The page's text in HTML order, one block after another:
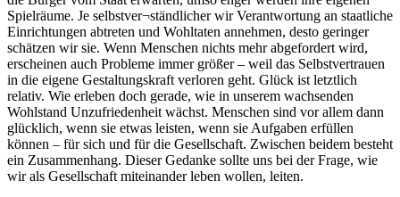
Spielräume. Je selbstver¬ständlicher wir Verantwortung an staatliche
Einrichtungen abtreten und Wohltaten annehmen, desto geringer
schätzen wir sie. Wenn Menschen nichts mehr abgefordert wird,
erscheinen auch Probleme immer größer – weil das Selbstvertrauen
in die eigene Gestaltungskraft verloren geht. Glück ist letztlich
relativ. Wie erleben doch gerade, wie in unserem wachsenden
Wohlstand Unzufriedenheit wächst. Menschen sind vor allem dann
glücklich, wenn sie etwas leisten, wenn sie Aufgaben erfüllen
können – für sich und für die Gesellschaft. Zwischen beidem besteht
ein Zusammenhang. Dieser Gedanke sollte uns bei der Frage, wie
wir als Gesellschaft miteinander leben wollen, leiten.